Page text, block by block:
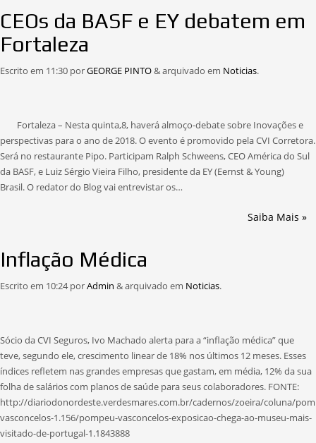
CEOs da BASF e EY debatem em
Fortaleza
Escrito em 11:30 porGEORGE PINTO&arquivado em Noticias.
Fortaleza – Nesta quinta,8, haverá almoço-debate sobre Inovações e
perspectivas para o ano de 2018. O evento é promovido pela CVI Corretora.
Será no restaurante Pipo. Participam Ralph Schweens, CEO América do Sul
da BASF, e Luiz Sérgio Vieira Filho, presidente da EY (Eernst & Young)
Brasil. O redator do Blog vai entrevistar os…
Saiba Mais »
Inflação Médica
Escrito em 10:24porAdmin &arquivado em Noticias.
Sócio da CVI Seguros, Ivo Machado alerta para a “inflação médica” que
teve, segundo ele, crescimento linear de 18% nos últimos 12 meses. Esses
índices refletem nas grandes empresas que gastam, em média, 12% da sua
folha de salários com planos de saúde para seus colaboradores. FONTE:
http://diariodonordeste.verdesmares.com.br/cadernos/zoeira/coluna/
vasconcelos-1.156/pompeu-vasconcelos-exposicao-chega-ao-museu-mais-
visitado-de-portugal-1.1843888